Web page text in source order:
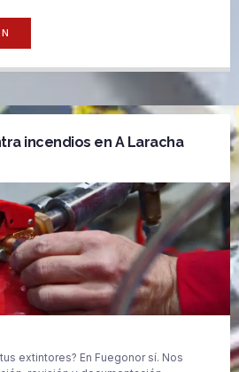
incendios en A Laracha
extintores? En Fuegonor sí. Nos